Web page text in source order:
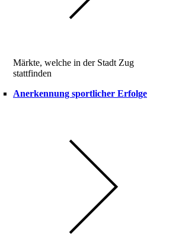
Märkte, welche in der Stadt Zug
stattfinden
Anerkennung sportlicher Erfolge